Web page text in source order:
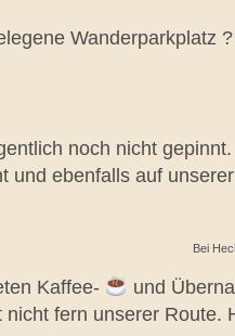
Wanderparkplatz
noch nicht
und ebenfalls auf
Bei
Kaffee-
und
fern unserer